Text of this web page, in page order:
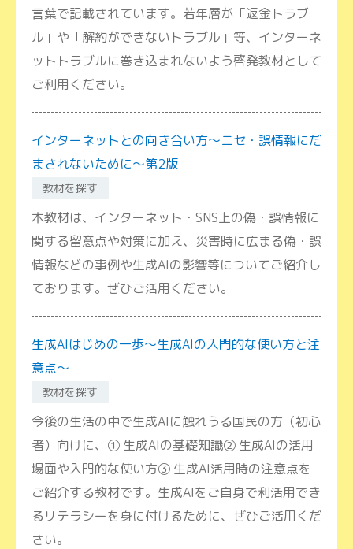
言葉で記載されています。若年層が「返金トラブ
ル」や「解約ができないトラブル」等、インターネ
ットトラブルに巻き込まれないよう啓発教材として
ご利用ください。
インターネットとの向き合い方～ニセ・誤情報にだ
まされないために～第2版
教材を探す
本教材は、インターネット・SNS上の偽・誤情報に
関する留意点や対策に加え、災害時に広まる偽・誤
情報などの事例や生成AIの影響等についてご紹介し
ております。ぜひご活用ください。
生成AIはじめの一歩～生成AIの入門的な使い方と注
意点～
教材を探す
今後の生活の中で生成AIに触れうる国民の方（初心
者）向けに、① 生成AIの基礎知識② 生成AIの活用
場面や入門的な使い方③ 生成AI活用時の注意点を
ご紹介する教材です。生成AIをご自身で利活用でき
るリテラシーを身に付けるために、ぜひご活用くだ
さい。